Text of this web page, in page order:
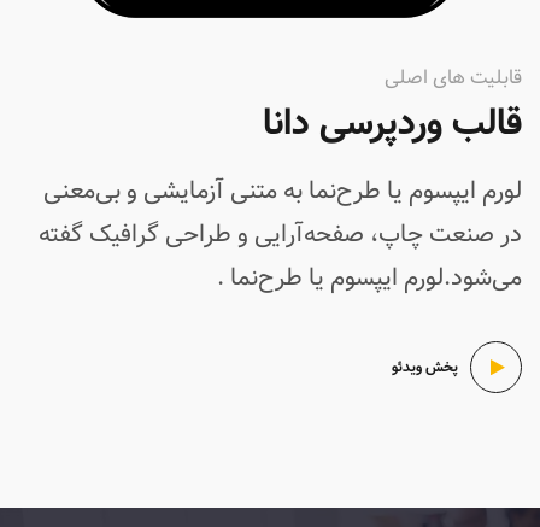
قابلیت های اصلی
قالب وردپرسی دانا
لورم ایپسوم یا طرح‌نما به متنی آزمایشی و بی‌معنی
در صنعت چاپ، صفحه‌آرایی و طراحی گرافیک گفته
می‌شود.لورم ایپسوم یا طرح‌نما .
پخش ویدئو